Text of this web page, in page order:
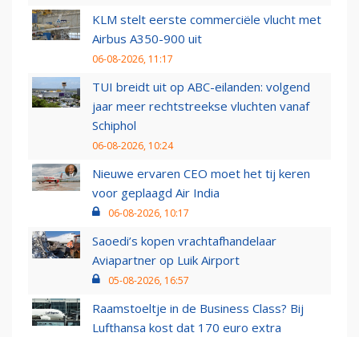
KLM stelt eerste commerciële vlucht met
Airbus A350-900 uit
06-08-2026, 11:17
TUI breidt uit op ABC-eilanden: volgend
jaar meer rechtstreekse vluchten vanaf
Schiphol
06-08-2026, 10:24
Nieuwe ervaren CEO moet het tij keren
voor geplaagd Air India
06-08-2026, 10:17
Saoedi’s kopen vrachtafhandelaar
Aviapartner op Luik Airport
05-08-2026, 16:57
Raamstoeltje in de Business Class? Bij
Lufthansa kost dat 170 euro extra